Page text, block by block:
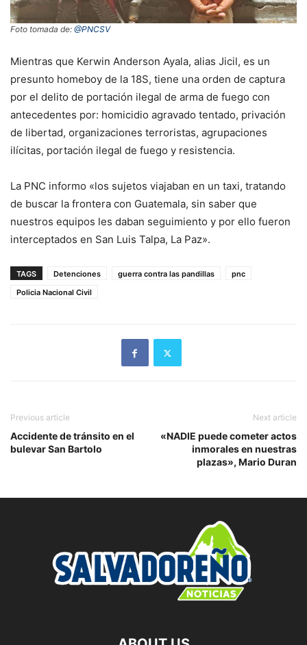
Foto tomada de: @PNCSV
Mientras que Kerwin Anderson Ayala, alias Jicil, es un
presunto homeboy de la 18S, tiene una orden de captura
por el delito de portación ilegal de arma de fuego con
antecedentes por: homicidio agravado tentado, privación
de libertad, organizaciones terroristas, agrupaciones
ilícitas, portación ilegal de fuego y resistencia.
La PNC informo «los sujetos viajaban en un taxi, tratando
de buscar la frontera con Guatemala, sin saber que
nuestros equipos les daban seguimiento y por ello fueron
interceptados en San Luis Talpa, La Paz».
TAGS Detenciones guerra contra las pandillas
pnc
Policia Nacional Civil
Previous article
Accidente de tránsito en el
bulevar San Bartolo
Next article
«NADIE puede cometer actos
inmorales en nuestras
plazas», Mario Duran